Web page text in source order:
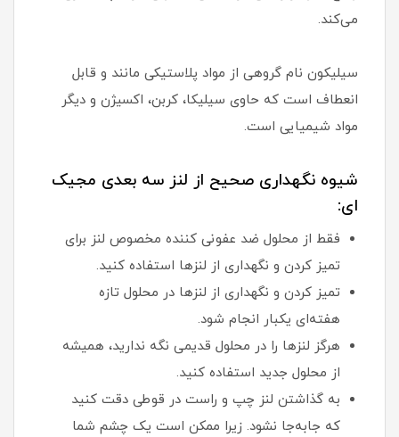
می‌کند.
سیلیکون نام گروهی از مواد پلاستیکی مانند و قابل
انعطاف است که حاوی سیلیکا، کربن، اکسیژن و دیگر
مواد شیمیایی است.
شیوه نگهداری صحیح از لنز سه بعدی مجیک
ای:
فقط از محلول ضد عفونی کننده مخصوص لنز برای
تمیز کردن و نگهداری از لنزها استفاده کنید.
تمیز کردن و نگهداری از لنزها در محلول تازه
هفته‌ای یکبار انجام شود.
هرگز لنزها را در محلول قدیمی نگه ندارید، همیشه
از محلول جدید استفاده کنید.
به گذاشتن لنز چپ و راست در قوطی دقت کنید
که جابه‌جا نشود. زیرا ممکن است یک چشم شما